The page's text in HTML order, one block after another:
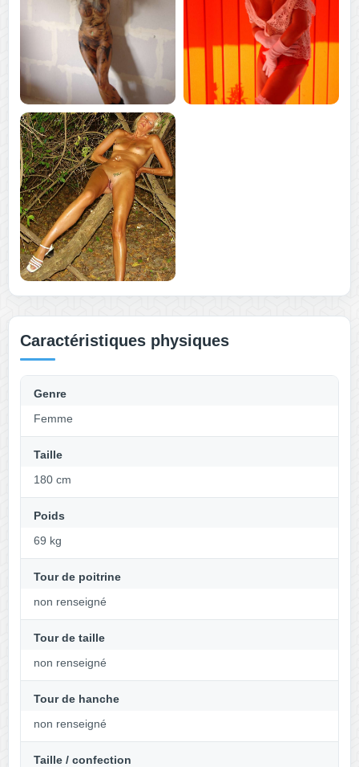
Caractéristiques physiques
Genre
Femme
Taille
180 cm
Poids
69 kg
Tour de poitrine
non renseigné
Tour de taille
non renseigné
Tour de hanche
non renseigné
Taille / confection